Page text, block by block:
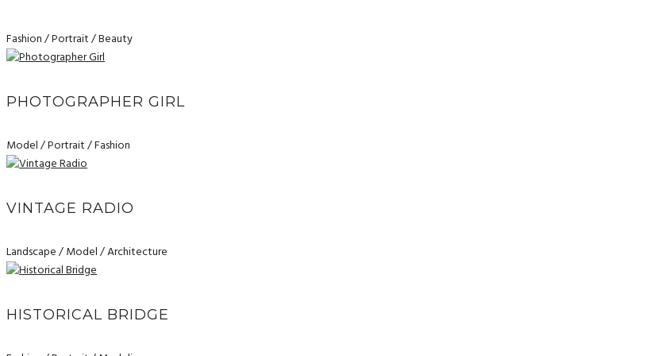
Fashion / Portrait / Beauty
PHOTOGRAPHER GIRL
Model / Portrait / Fashion
VINTAGE RADIO
Landscape / Model / Architecture
HISTORICAL BRIDGE